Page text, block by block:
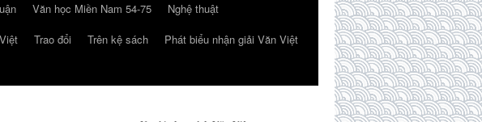
Văn học Miền Nam 54-75
Nghệ thuật
Trao đổi Trên kệ sách
Phát biểu nhận giải Văn Việt